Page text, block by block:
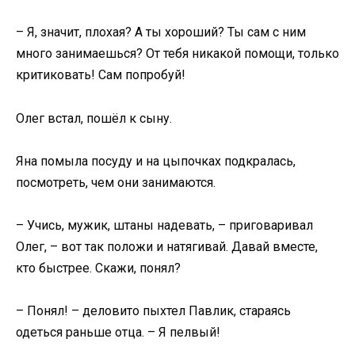
– Я, значит, плохая? А ты хороший? Ты сам с ним
много занимаешься? От тебя никакой помощи, только
критиковать! Сам попробуй!
Олег встал, пошёл к сыну.
Яна помыла посуду и на цыпочках подкралась,
посмотреть, чем они занимаются.
– Учись, мужик, штаны надевать, – приговаривал
Олег, – вот так положи и натягивай. Давай вместе,
кто быстрее. Скажи, понял?
– Понял! – деловито пыхтел Павлик, стараясь
одеться раньше отца. – Я пелвый!